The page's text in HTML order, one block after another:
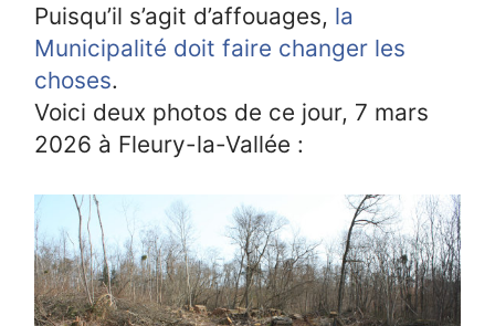
Puisqu’il s’agit d’affouages, la
Municipalité doit faire changer les
choses.
Voici deux photos de ce jour, 7 mars
2026 à Fleury-la-Vallée :